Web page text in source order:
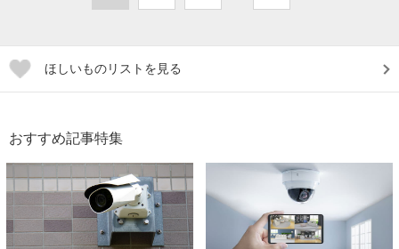
ほしいものリストを見る
おすすめ記事特集